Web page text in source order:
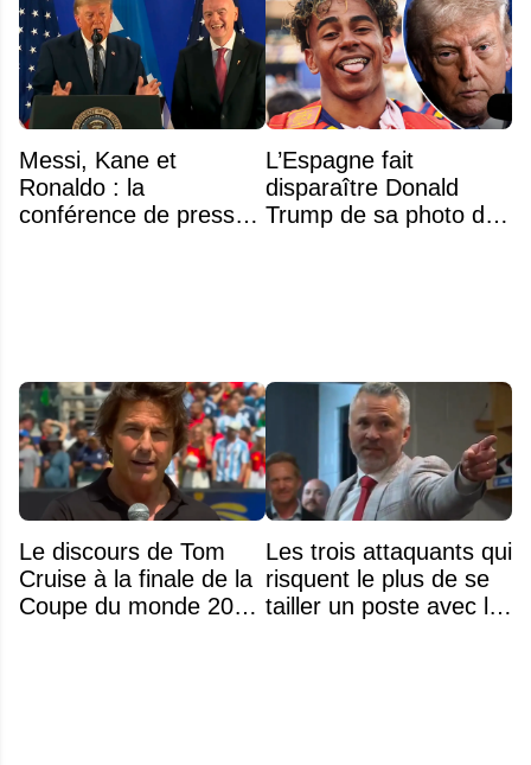
Messi, Kane et
Ronaldo : la
conférence de presse
L’Espagne fait
disparaître Donald
Trump de sa photo de
Le discours de Tom
Cruise à la finale de la
Coupe du monde 2026
Les trois attaquants qui
risquent le plus de se
tailler un poste avec le